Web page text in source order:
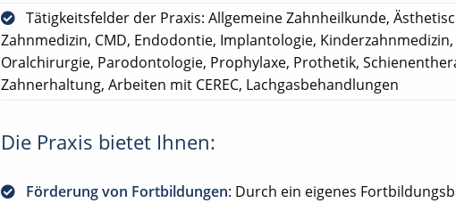
Tätigkeitsfelder der Praxis: Allgemeine Zahnheilkunde,
Zahnmedizin, CMD, Endodontie, Implantologie, Kinderzahnmedizin,
Oralchirurgie, Parodontologie, Prophylaxe, Prothetik,
Zahnerhaltung, Arbeiten mit CEREC, Lachgasbehandlungen
Die Praxis bietet Ihnen:
Förderung von Fortbildungen: Durch ein eigenes